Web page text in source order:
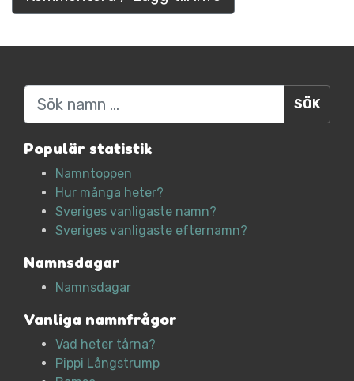
Sök
Populär statistik
Namntoppen
Hur många heter?
Sveriges vanligaste namn?
Sveriges vanligaste efternamn?
Namnsdagar
Namnsdagar
Vanliga namnfrågor
Vad heter tårna?
Pippi Långstrump